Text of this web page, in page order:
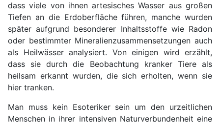
dass viele von ihnen artesisches Wasser aus großen
Tiefen an die Erdoberfläche führen, manche wurden
später aufgrund besonderer Inhaltsstoffe wie Radon
oder bestimmter Mineralienzusammensetzungen auch
als Heilwässer analysiert. Von einigen wird erzählt,
dass sie durch die Beobachtung kranker Tiere als
heilsam erkannt wurden, die sich erholten, wenn sie
hier tranken.
Man muss kein Esoteriker sein um den urzeitlichen
Menschen in ihrer intensiven Naturverbundenheit eine